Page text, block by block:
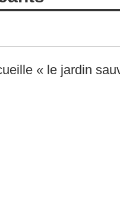
« le jardin